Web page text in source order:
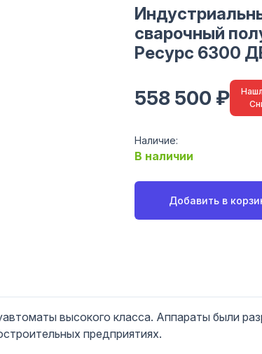
сварочный
Ресурс 6300
558 500 ₽
Наличие:
В наличии
Добавить в
высокого класса. Аппараты были
предприятиях.